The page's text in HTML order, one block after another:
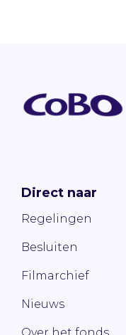
Direct naar
Regelingen
Besluiten
Filmarchief
Nieuws